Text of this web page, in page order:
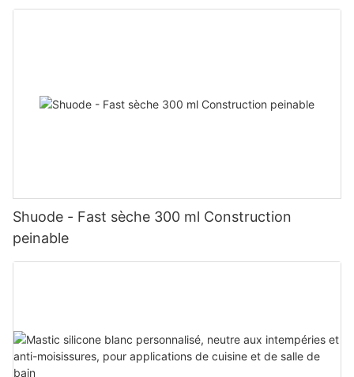
Shuode - Fast sèche 300 ml Construction
peinable